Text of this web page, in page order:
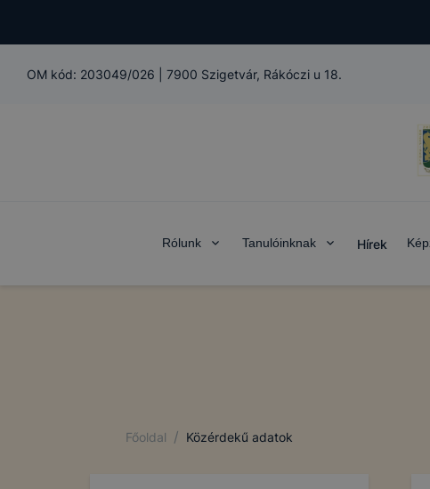
OM kód: 203049/026 7900 Szigetvár, Rákóczi u 18.
Rólunk Tanulóinknak Hírek
Főoldal / Közérdekű adatok